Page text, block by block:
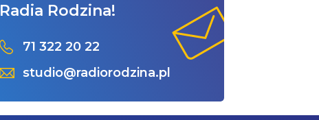
Radia Rodzina!
71 322 20 22
studio@radiorodzina.pl